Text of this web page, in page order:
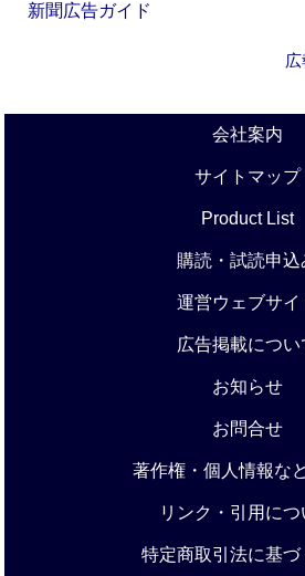
新聞広告ガイド
会社案内
サイトマップ
Product List
購読・試読申込
運営ウェブサイ
広告掲載につい
お知らせ
お問合せ
著作権・個人情報な
リンク・引用につ
特定商取引法に基づ